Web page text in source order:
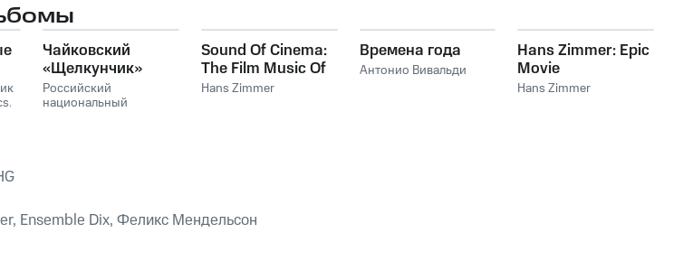
Caroline Roth
Ensemble diX,Феликс
Мендельсон
,
Чайковский
«Щелкунчик»
Российский
национальный
Sound Of Cinema:
The Film Music Of
Hans Zimmer
Hans Zimmer
Времена года
Антонио Вивальди
Hans Zimmer: Epic
Movie
Soundtracks
Hans Zimmer
Ensemble Dix, Феликс Мендельсон